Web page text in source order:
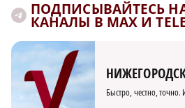
ПОДПИСЫВАЙТЕСЬ
КАНАЛЫ В MAX И
Быстро, честно,